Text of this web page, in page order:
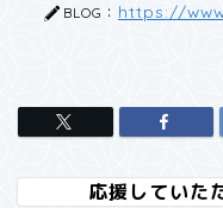
BLOG： https://
応援していた